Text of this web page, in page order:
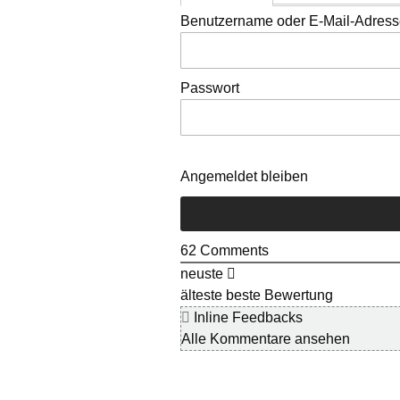
Benutzername oder E-Mail-
Passwort
Angemeldet bleiben
62 Comments
neuste
älteste beste Bewertung
Inline Feedbacks
Alle Kommentare ansehen